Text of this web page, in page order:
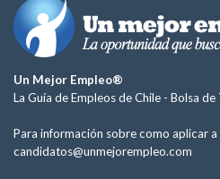
Un Mejor Empleo®
La Guía de Empleos de Chile - Bolsa de
Para información sobre como aplicar
candidatos@unmejorempleo.com